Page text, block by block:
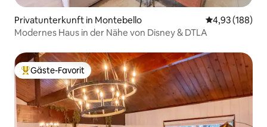
Privatunterkunft in Montebello
4,93 (188)
Modernes Haus in der Nähe von Disney & DTLA
Beliebter Gäste-Favorit.
Gäste-Favorit